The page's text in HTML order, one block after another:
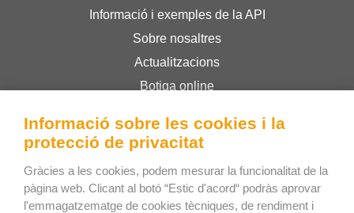
Informació i exemples de la API
Sobre nosaltres
Actualitzacions
Botiga online
Privacy Policy
Bee Interactive s.r.o.
U Pekarky 484/1a
Informació sobre les cookies i la
protecció de privacitat
Gràcies a les cookies, podem mesurar la funcionalitat de la
pàgina web. Clicant al botó “Estic d'acord“ podràs aprovar
l'emmagatzematge de cookies tècniques, de rendiment i